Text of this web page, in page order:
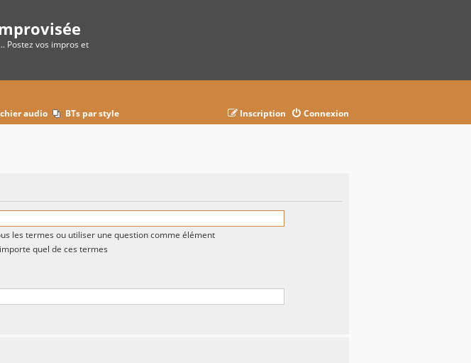
Postez vos impros et
audio BTs par style Connexion
Inscription
les termes ou utiliser une question comme élément
quel de ces termes